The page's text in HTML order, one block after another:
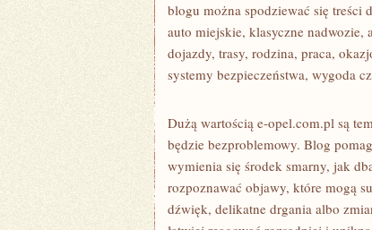
blogu można spodziewać się
auto miejskie, klasyczne nadwozie,
dojazdy, trasy, rodzina, praca,
systemy bezpieczeństwa, wygoda
Dużą wartością e-opel.com.pl są
będzie bezproblemowy. Blog
wymienia się środek smarny, jak
rozpoznawać objawy, które mogą
dźwięk, delikatne drgania albo